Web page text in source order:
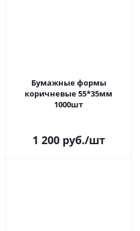
Бумажные формы
коричневые 55*35мм
1000шт
1 200руб./шт